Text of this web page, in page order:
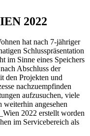
2022
hat nach 7-jähriger
Schlusspräsentation
im Sinne eines Speichers
Abschluss der
den Projekten und
nachzuempfinden
aufzusuchen, viele
weiterhin angesehen
2022 erstellt worden
im Servicebereich als